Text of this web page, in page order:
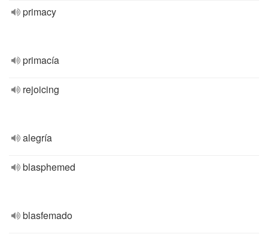
primacy
primacía
rejoicing
alegría
blasphemed
blasfemado